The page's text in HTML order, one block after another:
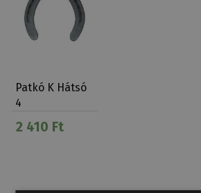
Patkó K Hátsó
4
2 410 Ft